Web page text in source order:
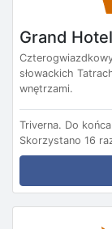
Grand
słowackich
wnętrzami.
Triverna. Do
Skorzystano 16